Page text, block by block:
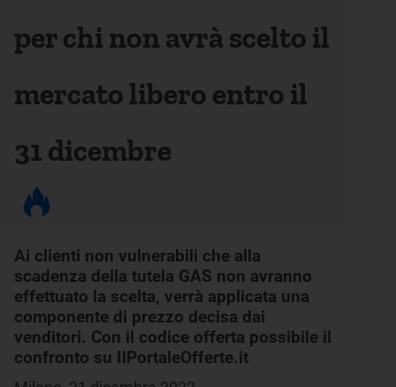
per chi non avrà scelto il
mercato libero entro il
31 dicembre
Ai clienti non vulnerabili che alla
scadenza della tutela GAS non avranno
effettuato la scelta, verrà applicata una
componente di prezzo decisa dai
venditori. Con il codice offerta possibile il
confronto su IlPortaleOfferte.it